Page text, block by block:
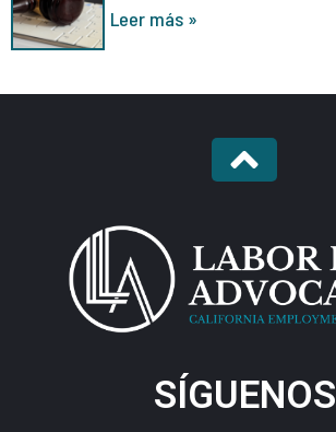
Leer más »
SÍGUENOS